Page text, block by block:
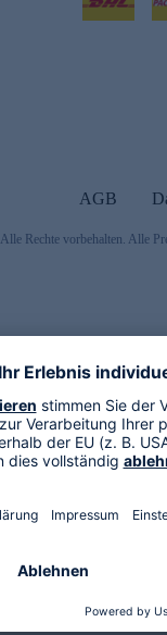
AGB
Alle Rechte vorbehalten. Alle